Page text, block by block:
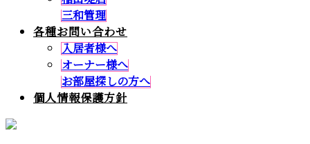
三和管理
各種お問い合わせ
入居者様へ
オーナー様へ
お部屋探しの方へ
個人情報保護方針